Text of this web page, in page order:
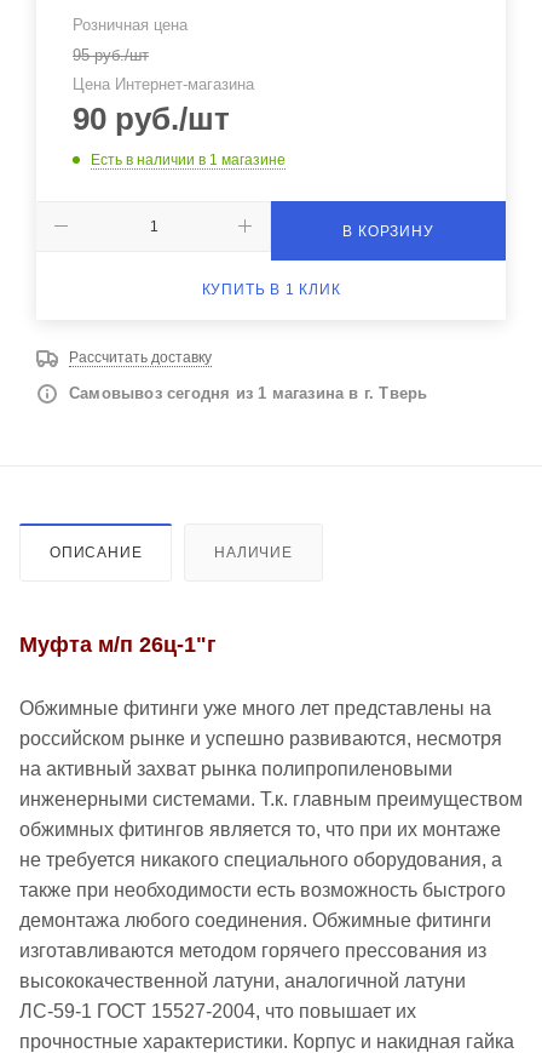
Розничная цена
95руб./шт
Цена Интернет-магазина
90 руб./шт
Есть в наличии в 1 магазине
В КОРЗИНУ
КУПИТЬ В 1 КЛИК
Рассчитать доставку
Самовывоз сегодня из 1 магазина в г. Тверь
ОПИСАНИЕ НАЛИЧИЕ
Муфта м/п 26ц-1"г
Обжимные фитинги уже много лет представлены на
российском рынке и успешно развиваются, несмотря
на активный захват рынка полипропиленовыми
инженерными системами. Т.к. главным преимуществом
обжимных фитингов является то, что при их монтаже
не требуется никакого специального оборудования, а
также при необходимости есть возможность быстрого
демонтажа любого соединения. Обжимные фитинги
изготавливаются методом горячего прессования из
высококачественной латуни, аналогичной латуни
ЛС-59-1 ГОСТ 15527-2004, что повышает их
прочностные характеристики. Корпус и накидная гайка